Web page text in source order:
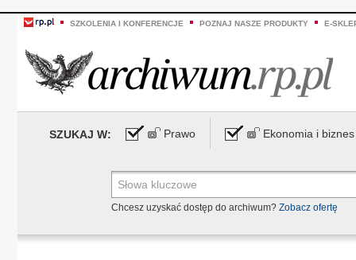
SZKOLENIA I KONFERENCJE POZNAJ NASZE PRODUKTY E-
SZUKAJ W: Prawo Ekonomia i biznes
Chcesz uzyskać dostęp do archiwum? Zobacz ofertę